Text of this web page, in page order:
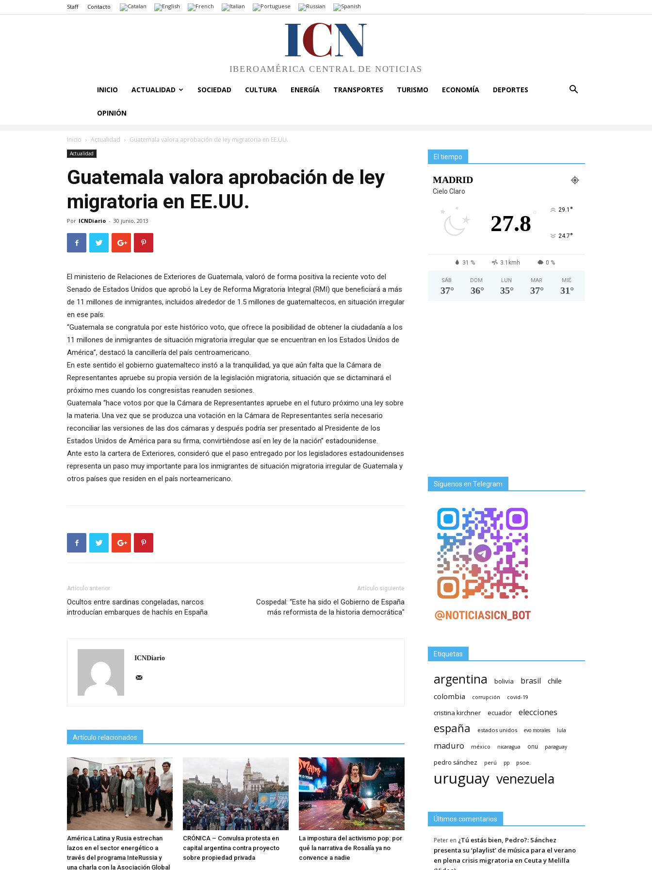
Staff Contacto
ICN
IBEROAMÉRICA CENTRAL DE NOTICIAS
INICIO ACTUALIDAD SOCIEDAD CULTURA ENERGÍA TRANSPORTES TURISMO ECONOMÍA DEPORTES
OPINIÓN
Inicio Actualidad Guatemala valora aprobación de ley migratoria en EE.UU.
Actualidad
Guatemala valora aprobación de ley
migratoria en EE.UU.
Por ICNDiario - 30 junio, 2013
El ministerio de Relaciones de Exteriores de Guatemala, valoró de forma positiva la reciente voto del
Senado de Estados Unidos que aprobó la Ley de Reforma Migratoria Integral (RMI) que beneficiará a más
de 11 millones de inmigrantes, incluidos alrededor de 1.5 millones de guatemaltecos, en situación irregular
en ese país.
“Guatemala se congratula por este histórico voto, que ofrece la posibilidad de obtener la ciudadanía a los
11 millones de inmigrantes de situación migratoria irregular que se encuentran en los Estados Unidos de
América”, destacó la cancillería del país centroamericano.
En este sentido el gobierno guatemalteco instó a la tranquilidad, ya que aún falta que la Cámara de
Representantes apruebe su propia versión de la legislación migratoria, situación que se dictaminará el
próximo mes cuando los congresistas reanuden sesiones.
Guatemala “hace votos por que la Cámara de Representantes apruebe en el futuro próximo una ley sobre
la materia. Una vez que se produzca una votación en la Cámara de Representantes sería necesario
reconciliar las versiones de las dos cámaras y después podría ser presentado al Presidente de los
Estados Unidos de América para su firma, convirtiéndose así en ley de la nación” estadounidense.
Ante esto la cartera de Exteriores, consideró que el paso entregado por los legisladores estadounidenses
representa un paso muy importante para los inmigrantes de situación migratoria irregular de Guatemala y
otros países que residen en el país norteamericano.
Artículo anterior
Ocultos entre sardinas congeladas, narcos
introducían embarques de hachís en España
Artículo siguiente
Cospedal: “Este ha sido el Gobierno de España
más reformista de la historia democrática"
ICNDiario
Artículo relacionados
América Latina y Rusia estrechan
lazos en el sector energético a
través del programa InteRussia y
una charla con la Asociación Global
CRÓNICA – Convulsa protesta en
capital argentina contra proyecto
sobre propiedad privada
La impostura del activismo pop: por
qué la narrativa de Rosalía ya no
convence a nadie
El tiempo
MADRID
Cielo Claro
27.8 ° 29.1 °
24.7°
31 % 3.1kmh 0 %
SÁB
37°
DOM
36°
LUN
35°
MAR
37°
MIÉ
31°
Síguenos en Telegram
Etiquetas
argentina bolivia brasil
chile
colombia
corrupción covid-19
cristina kirchner ecuador elecciones
españa estados unidos evo morales lula
maduro méxico nicaragua onu paraguay
pedro sánchez perú pp psoe.
uruguay venezuela
Últimos comentarios
Peter en ¿Tú estás bien, Pedro?: Sánchez
presenta su ‘playlist’ de música para el verano
en plena crisis migratoria en Ceuta y Melilla